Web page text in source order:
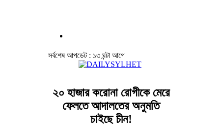
সর্বশেষ আপডেট : ১৩ ঘন্টা আগে
২০ হাজার করোনা রোগীকে মেরে
ফেলতে আদালতের অনুমতি
চাইছে চীন!